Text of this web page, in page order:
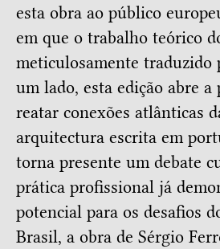
esta obra ao público
em que o trabalho teórico
meticulosamente traduzido
um lado, esta edição abre a
reatar conexões atlânticas
arquitectura escrita em
torna presente um debate
prática profissional já
potencial para os desafios
Brasil, a obra de Sérgio